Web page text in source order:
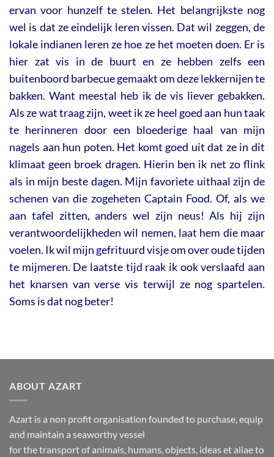
ervan voor hunzelf te stelen. Het belangrijkste nog
wel is dat ze eindelijk leren vissen. Dat wil zeggen, de
lokale indianen leren ze hoe ze het moeten doen. Er is
hier zat vis in de buurt en ze hebben zelfs een
buitenboord barbecue gemaakt om deze lekkernijen te
bakken. Want meestal heb ik de vis liever gebakken.
Als ze wat traag zijn, weet ik ze heel goed aan hun taak
te herinneren door een bloederige haal van mijn
nagels aan hun poten. Het komt goed uit dat ze in dit
klimaat geen broek dragen. Hierin ben ik net zo flink
als in mijn beste dagen. Mijn favoriete uithaal zijn de
schenen van die zogeheten Captain Food. Of, als we
aan tafel zitten, anders wel zijn neus! Als hij zijn
verantwoordelijkheden wil nemen, laat hem die maar
voelen. Ik wil mijn gefrituurd visje om over oude tijden
te mijmeren. De laatste tijd raak ik ook verslaafd aan
het knarsen van verse vis terwijl ze nog spartelen.
Soms is dat nog beter!
ABOUT AZART
Azart is a non profit organisation founded to purchase, equip
and maintain a seaworthy vessel
for the transport of animals, humans, objects, ideas et aliae to